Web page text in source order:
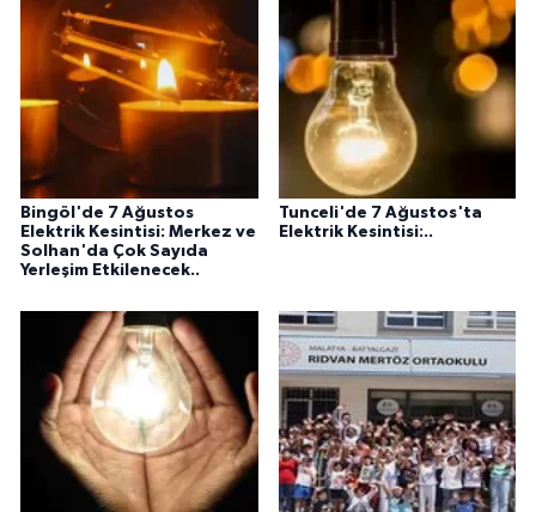
Bingöl'de 7 Ağustos
Elektrik Kesintisi: Merkez ve
Solhan'da Çok Sayıda
Yerleşim Etkilenecek..
Tunceli'de 7 Ağustos'ta
Elektrik Kesintisi:..